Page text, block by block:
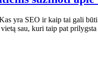
yra SEO ir kaip tai gali
sau, kuri taip pat